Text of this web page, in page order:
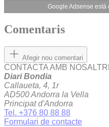
Google Adsense està
Comentaris
Afegir nou comentari
CONTACTA AMB
Diari Bondia
Callaueta, 4, 1r
AD500 Andorra la Vella
Principat d'Andorra
Tel. +376 80 88 88
Formulari de contacte